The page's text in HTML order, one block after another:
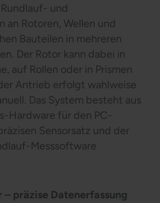
und
an Rotoren, Wellen und
Bauteilen in mehreren
Der Rotor kann dabei in
auf Rollen oder in Prismen
Antrieb erfolgt wahlweise
Das System besteht aus
Hardware für den PC-
Sensorsatz und der
Messsoftware
präzise Datenerfassung